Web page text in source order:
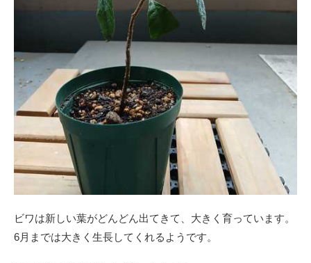
ビワは新しい葉がどんどん出てきて、大きく育っています。
6月までは大きく生長してくれるようです。